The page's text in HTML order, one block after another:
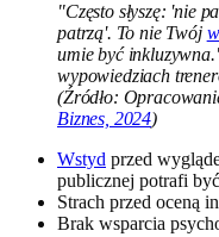
"Często słyszę: 'nie
patrzą'. To nie Twój
umie być
wypowiedziach
(Źródło:
Biznes, 2024)
Wstyd przed
publicznej potrafi
Strach przed oceną
Brak wsparcia